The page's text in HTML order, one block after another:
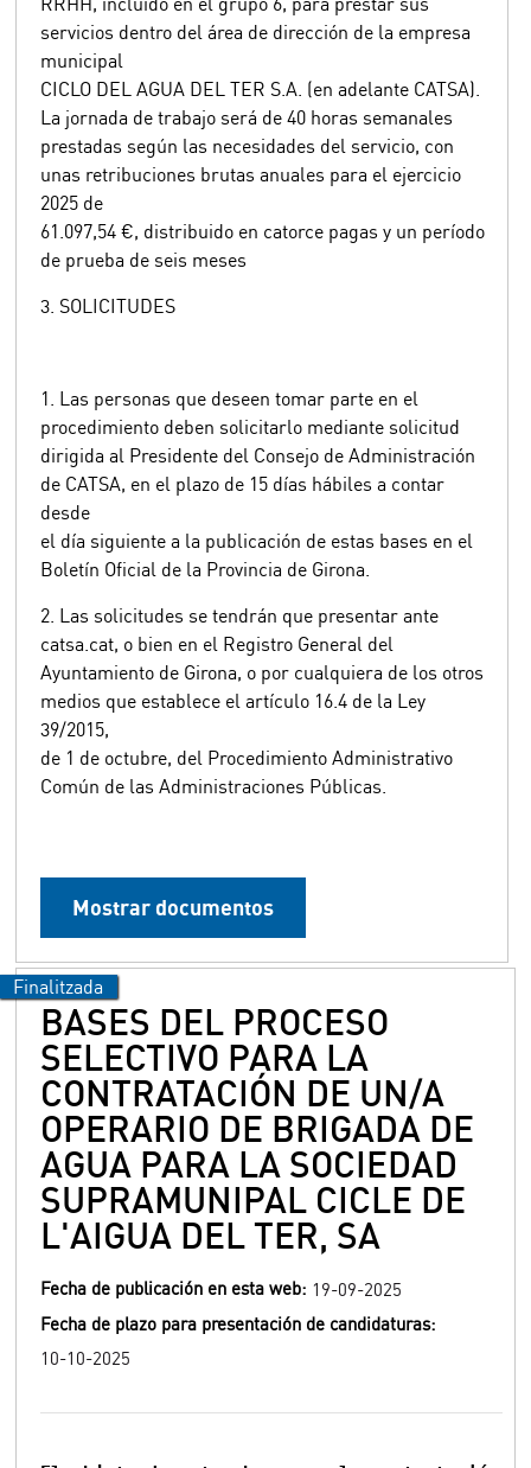
servicios dentro del área de dirección de la empresa
municipal
CICLO DEL AGUA DEL TER S.A. (en adelante CATSA).
La jornada de trabajo será de 40 horas semanales
prestadas según las necesidades del servicio, con
unas retribuciones brutas anuales para el ejercicio
2025 de
61.097,54 €, distribuido en catorce pagas y un período
de prueba de seis meses
3. SOLICITUDES
1. Las personas que deseen tomar parte en el
procedimiento deben solicitarlo mediante solicitud
dirigida al Presidente del Consejo de Administración
de CATSA, en el plazo de 15 días hábiles a contar
desde
el día siguiente a la publicación de estas bases en el
Boletín Oficial de la Provincia de Girona.
2. Las solicitudes se tendrán que presentar ante
catsa.cat, o bien en el Registro General del
Ayuntamiento de Girona, o por cualquiera de los otros
medios que establece el artículo 16.4 de la Ley
39/2015,
de 1 de octubre, del Procedimiento Administrativo
Común de las Administraciones Públicas.
Mostrar documentos
BASES DEL PROCESO
SELECTIVO PARA LA
CONTRATACIÓN DE UN/A
OPERARIO DE BRIGADA DE
AGUA PARA LA SOCIEDAD
SUPRAMUNIPAL CICLE DE
L'AIGUA DEL TER, SA
Fecha de publicación en esta web: 19-09-2025
Fecha de plazo para presentación de candidaturas:
10-10-2025